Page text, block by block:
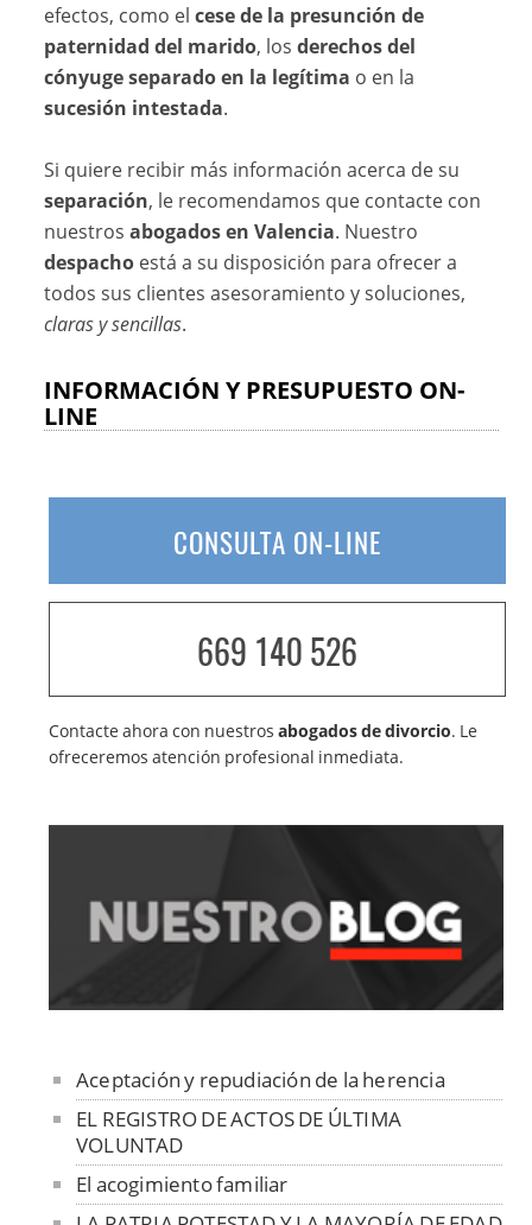
efectos, como elcese de la presunción de
paternidad del marido, losderechos del
cónyuge separado en la legítima o en la
sucesión intestada.
Si quiere recibir más información acerca de su
separación, le recomendamos que contacte con
nuestrosabogados en Valencia. Nuestro
despacho está a su disposición para ofrecer a
todos sus clientes asesoramiento y soluciones,
claras y sencillas.
INFORMACIÓN Y PRESUPUESTO ON-
LINE
CONSULTA ON-LINE
669 140 526
Contacte ahora con nuestrosabogados de divorcio. Le
ofreceremos atención profesional inmediata.
Aceptación y repudiación de la herencia
EL REGISTRO DE ACTOS DE ÚLTIMA
VOLUNTAD
El acogimiento familiar